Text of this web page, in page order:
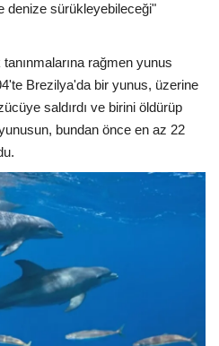
denize sürükleyebileceği"
rağmen yunus
Brezilya'da bir yunus, üzerine
saldırdı ve birini öldürüp
bundan önce en az 22